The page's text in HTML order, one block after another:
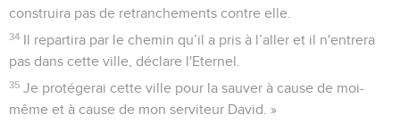
construira pas de retranchements contre elle.
34 Il repartira par le chemin qu’il a pris à l’aller et il n'entrera
pas dans cette ville, déclare l'Eternel.
35 Je protégerai cette ville pour la sauver à cause de moi-
même et à cause de mon serviteur David. »